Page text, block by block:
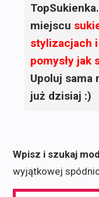
miejscu
stylizacjach
pomysły jak
Upoluj sama
już dzisiaj :)
Wpisz i szukaj
wyjątkowej